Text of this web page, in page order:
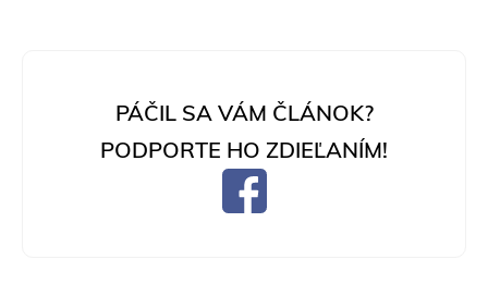
PÁČIL SA VÁM ČLÁNOK?
PODPORTE HO ZDIEĽANÍM!